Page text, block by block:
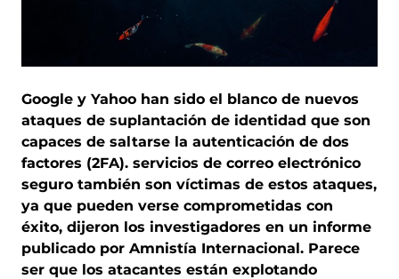
Google y Yahoo han sido el blanco de nuevos
ataques de suplantación de identidad que son
capaces de saltarse la autenticación de dos
factores (2FA). servicios de correo electrónico
seguro también son víctimas de estos ataques,
ya que pueden verse comprometidas con
éxito, dijeron los investigadores en un informe
publicado por Amnistía Internacional. Parece
ser que los atacantes están explotando